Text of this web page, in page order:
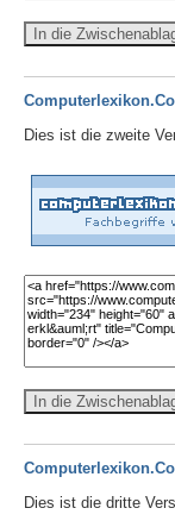
In die
Dies ist die zweite
In die
Dies ist die dritte